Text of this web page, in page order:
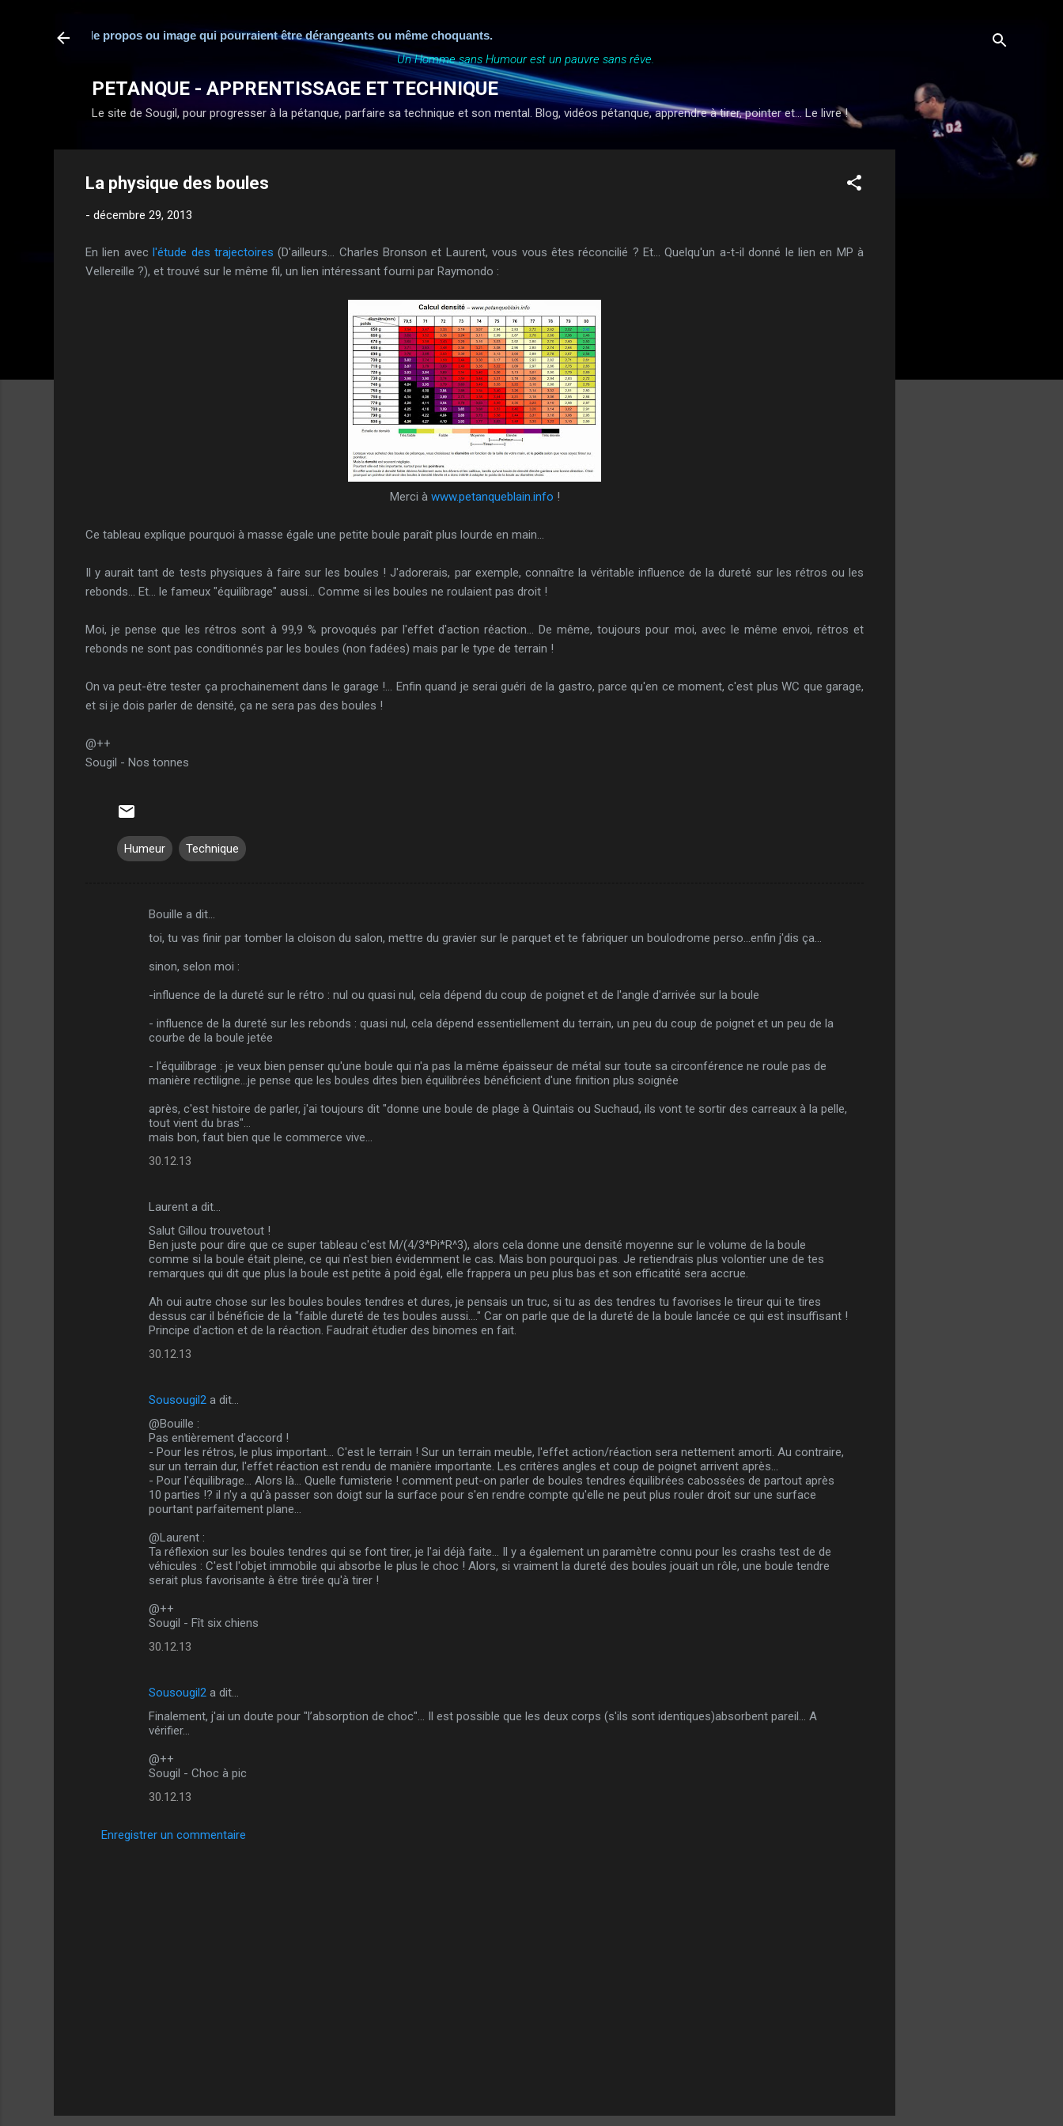
de propos ou image qui pourraient être dérangeants ou même choquants.
Un Homme sans Humour est un pauvre sans rêve.
PETANQUE - APPRENTISSAGE ET TECHNIQUE
Le site de Sougil, pour progresser à la pétanque, parfaire sa technique et son mental. Blog, vidéos pétanque, apprendre à tirer, pointer et... Le livre !
La physique des boules
- décembre 29, 2013
En lien avecl'étude des trajectoires (D'ailleurs... Charles Bronson et Laurent, vous vous êtes réconcilié ? Et... Quelqu'un a-t-il donné le lien en MP à
Vellereille ?), et trouvé sur le même fil, un lien intéressant fourni par Raymondo :
Merci à www.petanqueblain.info !
Ce tableau explique pourquoi à masse égale une petite boule paraît plus lourde en main...
Il y aurait tant de tests physiques à faire sur les boules ! J'adorerais, par exemple, connaître la véritable influence de la dureté sur les rétros ou les
rebonds... Et... le fameux "équilibrage" aussi... Comme si les boules ne roulaient pas droit !
Moi, je pense que les rétros sont à 99,9 % provoqués par l'effet d'action réaction... De même, toujours pour moi, avec le même envoi, rétros et
rebonds ne sont pas conditionnés par les boules (non fadées) mais par le type de terrain !
On va peut-être tester ça prochainement dans le garage !... Enfin quand je serai guéri de la gastro, parce qu'en ce moment, c'est plus WC que garage,
et si je dois parler de densité, ça ne sera pas des boules !
@++
Sougil - Nos tonnes
Humeur Technique
Bouille a dit…
toi, tu vas finir par tomber la cloison du salon, mettre du gravier sur le parquet et te fabriquer un boulodrome perso...enfin j'dis ça...
sinon, selon moi :
-influence de la dureté sur le rétro : nul ou quasi nul, cela dépend du coup de poignet et de l'angle d'arrivée sur la boule
- influence de la dureté sur les rebonds : quasi nul, cela dépend essentiellement du terrain, un peu du coup de poignet et un peu de la
courbe de la boule jetée
- l'équilibrage : je veux bien penser qu'une boule qui n'a pas la même épaisseur de métal sur toute sa circonférence ne roule pas de
manière rectiligne...je pense que les boules dites bien équilibrées bénéficient d'une finition plus soignée
après, c'est histoire de parler, j'ai toujours dit "donne une boule de plage à Quintais ou Suchaud, ils vont te sortir des carreaux à la pelle,
tout vient du bras"...
mais bon, faut bien que le commerce vive...
30.12.13
Laurent a dit…
Salut Gillou trouvetout !
Ben juste pour dire que ce super tableau c'est M/(4/3*Pi*R^3), alors cela donne une densité moyenne sur le volume de la boule
comme si la boule était pleine, ce qui n'est bien évidemment le cas. Mais bon pourquoi pas. Je retiendrais plus volontier une de tes
remarques qui dit que plus la boule est petite à poid égal, elle frappera un peu plus bas et son efficatité sera accrue.
Ah oui autre chose sur les boules boules tendres et dures, je pensais un truc, si tu as des tendres tu favorises le tireur qui te tires
dessus car il bénéficie de la "faible dureté de tes boules aussi...." Car on parle que de la dureté de la boule lancée ce qui est insuffisant !
Principe d'action et de la réaction. Faudrait étudier des binomes en fait.
30.12.13
Sousougil2 a dit…
@Bouille :
Pas entièrement d'accord !
- Pour les rétros, le plus important... C'est le terrain ! Sur un terrain meuble, l'effet action/réaction sera nettement amorti. Au contraire,
sur un terrain dur, l'effet réaction est rendu de manière importante. Les critères angles et coup de poignet arrivent après...
- Pour l'équilibrage... Alors là... Quelle fumisterie ! comment peut-on parler de boules tendres équilibrées cabossées de partout après
10 parties !? il n'y a qu'à passer son doigt sur la surface pour s'en rendre compte qu'elle ne peut plus rouler droit sur une surface
pourtant parfaitement plane...
@Laurent :
Ta réflexion sur les boules tendres qui se font tirer, je l'ai déjà faite... Il y a également un paramètre connu pour les crashs test de de
véhicules : C'est l'objet immobile qui absorbe le plus le choc ! Alors, si vraiment la dureté des boules jouait un rôle, une boule tendre
serait plus favorisante à être tirée qu'à tirer !
@++
Sougil - Fît six chiens
30.12.13
Sousougil2 a dit…
Finalement, j'ai un doute pour "l’absorption de choc"... Il est possible que les deux corps (s'ils sont identiques)absorbent pareil... A
vérifier...
@++
Sougil - Choc à pic
30.12.13
Enregistrer un commentaire